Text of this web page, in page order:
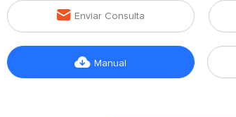
 Enviar Consulta
 Manual